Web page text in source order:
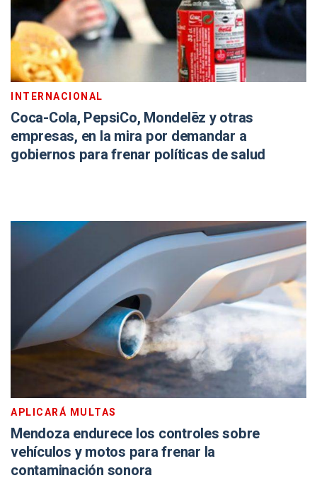
INTERNACIONAL
Coca-Cola, PepsiCo, Mondelēz y otras
empresas, en la mira por demandar a
gobiernos para frenar políticas de salud
APLICARÁ MULTAS
Mendoza endurece los controles sobre
vehículos y motos para frenar la
contaminación sonora